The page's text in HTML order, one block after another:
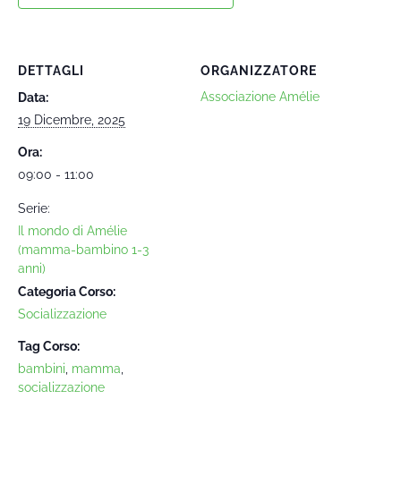
DETTAGLI
Data:
19 Dicembre, 2025
Ora:
09:00 - 11:00
Serie:
Il mondo di Amélie
(mamma-bambino 1-3
anni)
Categoria Corso:
Socializzazione
Tag Corso:
bambini mamma
socializzazione
ORGANIZZATORE
Associazione Amélie